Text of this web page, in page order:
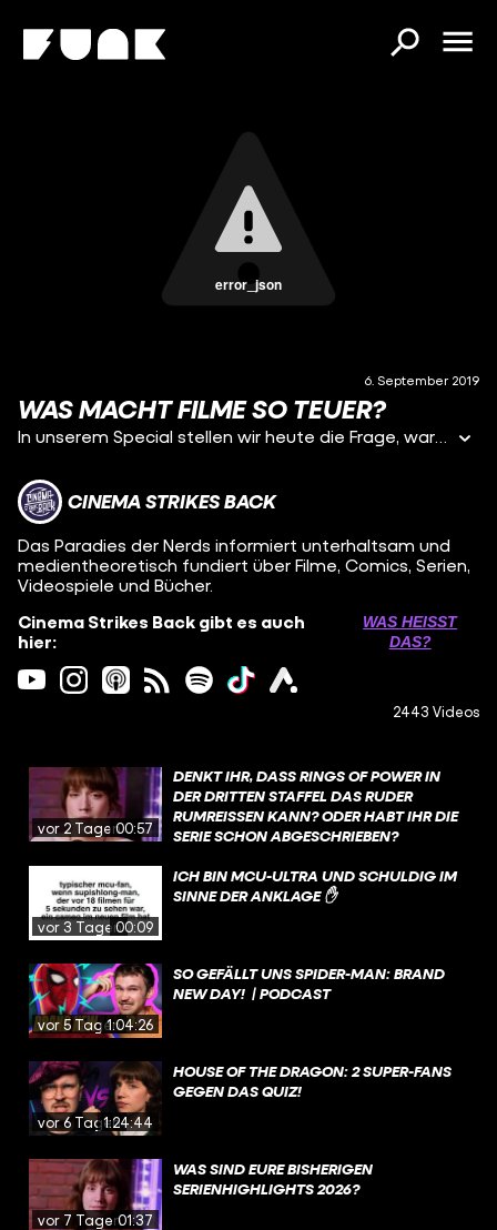
error_json
6. September 2019
WAS MACHT FILME SO TEUER?
In unserem Special stellen wir heute die Frage, warum Filme eigentlich so teuer sind. Wir zeigen euch dabei wie viel Filme bestimmter Genres im Schnitt kosten und aus was sich das Budget eines Films zusammensetzt.
CINEMA STRIKES BACK
Das Paradies der Nerds informiert unterhaltsam und
medientheoretisch fundiert über Filme, Comics, Serien,
Videospiele und Bücher.
Cinema Strikes Back gibt es auch
hier:
WAS HEISST D
AS?
2443 Videos
vor 2 Tagen00:57
DENKT IHR, DASS RINGS OF POWER IN
DER DRITTEN STAFFEL DAS RUDER
RUMREISSEN KANN? ODER HABT IHR DIE
SERIE SCHON ABGESCHRIEBEN?
vor 3 Tagen00:09
ICH BIN MCU-ULTRA UND SCHULDIG IM
SINNE DER ANKLAGE ✋
vor 5 Tagen1:04:26
SO GEFÄLLT UNS SPIDER-MAN: BRAND
NEW DAY! | PODCAST
vor 6 Tagen1:24:44
HOUSE OF THE DRAGON: 2 SUPER-FANS
GEGEN DAS QUIZ!
vor 7 Tagen01:37
WAS SIND EURE BISHERIGEN
SERIENHIGHLIGHTS 2026?